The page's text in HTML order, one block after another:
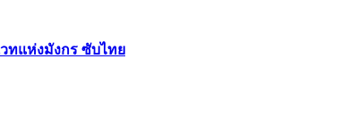
วทแห่งมังกร ซับไทย